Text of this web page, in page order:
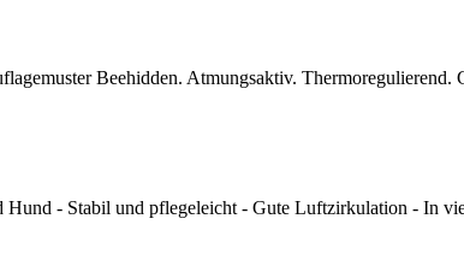
Beehidden. Atmungsaktiv.
- Stabil und pflegeleicht - Gute Luftzirkulation - In